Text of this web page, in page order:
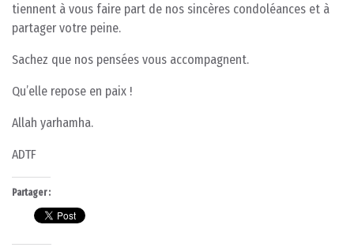
tiennent à vous faire part de nos sincères condoléances et à
partager votre peine.
Sachez que nos pensées vous accompagnent.
Qu’elle repose en paix !
Allah yarhamha.
ADTF
Partager :